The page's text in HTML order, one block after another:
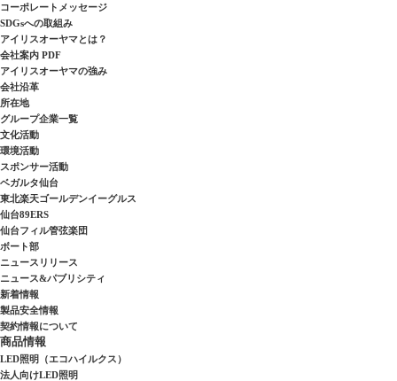
コーポレートメッセージ
SDGsへの取組み
アイリスオーヤマとは？
会社案内 PDF
アイリスオーヤマの強み
会社沿革
所在地
グループ企業一覧
文化活動
環境活動
スポンサー活動
ベガルタ仙台
東北楽天ゴールデンイーグルス
仙台89ERS
仙台フィル管弦楽団
ボート部
ニュースリリース
ニュース&パブリシティ
新着情報
製品安全情報
契約情報について
商品情報
LED照明（エコハイルクス）
法人向けLED照明